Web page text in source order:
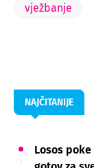
vježbanje
NAJČITANIJE
Losos